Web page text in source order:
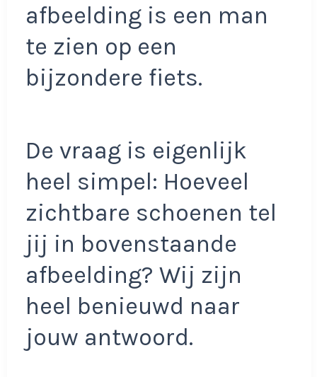
afbeelding is een man
te zien op een
bijzondere fiets.
De vraag is eigenlijk
heel simpel: Hoeveel
zichtbare schoenen tel
jij in bovenstaande
afbeelding? Wij zijn
heel benieuwd naar
jouw antwoord.